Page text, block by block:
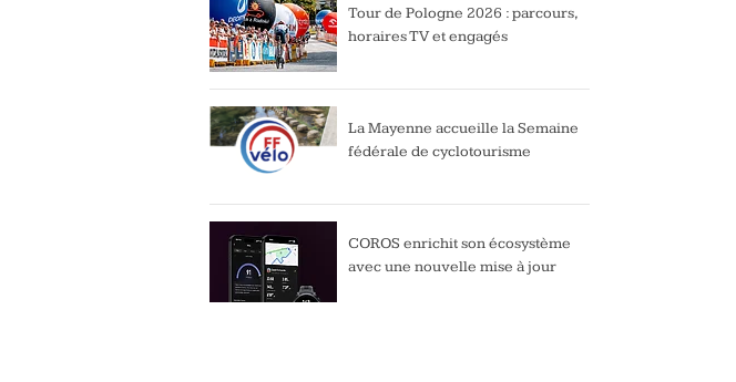
Tour de Pologne 2026 : parcours,
horaires TV et engagés
La Mayenne accueille la Semaine
fédérale de cyclotourisme
COROS enrichit son écosystème
avec une nouvelle mise à jour